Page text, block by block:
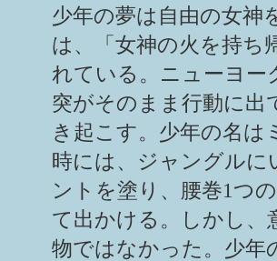
少年の夢は自由の女神
は、「女神の火を持ち
れている。ニューヨー
突がそのまま行動に出
き起こす。少年の名は
時には、ジャングル
ントを塗り、腰巻1つ
て出かける。しかし、
物ではなかった。少年